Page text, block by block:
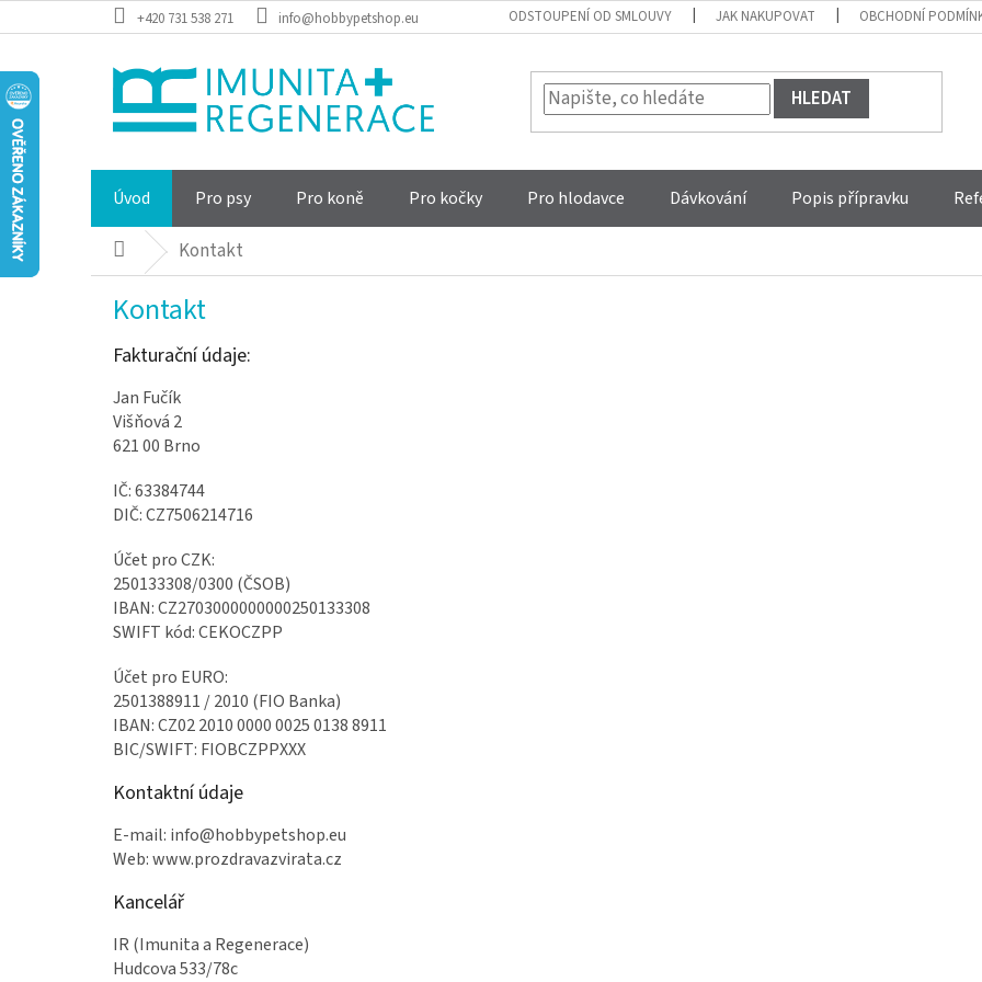
na
+420 731 538 271 info@hobbypetshop.eu ODSTOUPENÍ OD SMLOUVY JAK NAKUPOVAT OBCHODNÍ
HLEDAT
Úvod Pro psy Pro koně Pro kočky Pro hlodavce Dávkování Popis přípravku
DomůKontakt
Kontakt
Fakturační údaje:
Jan Fučík
Višňová 2
621 00 Brno
IČ: 63384744
DIČ: CZ7506214716
Účet pro CZK:
250133308/0300 (ČSOB)
IBAN: CZ2703000000000250133308
SWIFT kód: CEKOCZPP
Účet pro EURO:
2501388911 / 2010 (FIO Banka)
IBAN: CZ02 2010 0000 0025 0138 8911
BIC/SWIFT: FIOBCZPPXXX
Kontaktní údaje
E-mail: info@hobbypetshop.eu
Web: www.prozdravazvirata.cz
Kancelář
IR (Imunita a Regenerace)
Hudcova 533/78c